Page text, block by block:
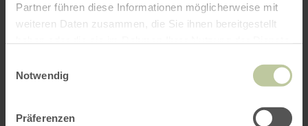
Partner führen diese Informationen möglicherweise mit
weiteren Daten zusammen, die Sie ihnen bereitgestellt
Notwendig
Präferenzen